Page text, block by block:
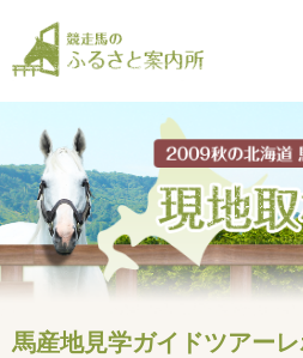
馬産地見学ガイドツアー